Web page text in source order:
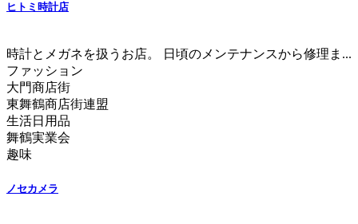
ヒトミ時計店
時計とメガネを扱うお店。 日頃のメンテナンスから修理ま...
ファッション
大門商店街
東舞鶴商店街連盟
生活日用品
舞鶴実業会
趣味
ノセカメラ